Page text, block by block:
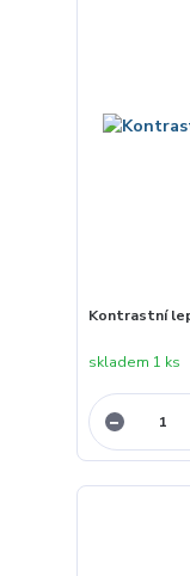
Kontrastní
skladem 1 ks